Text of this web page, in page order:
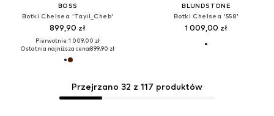
BOSS
Botki Chelsea 'Tayil_Cheb'
899,90 zł
Pierwotnie: 1 009,00 zł
Ostatnia najniższa cena:899,90 zł
BLUNDSTONE
Botki Chelsea '558'
1 009,00 zł
Przejrzano 32 z 117 produktów